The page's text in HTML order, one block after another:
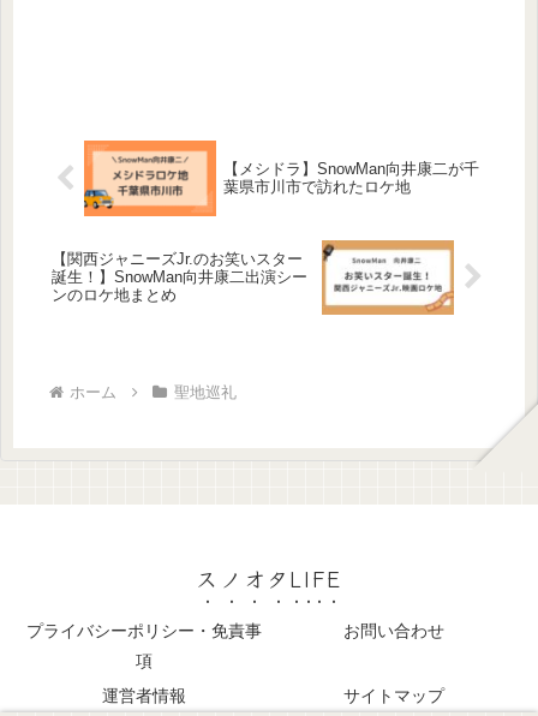
【メシドラ】SnowMan向井康二が千
葉県市川市で訪れたロケ地
【関西ジャニーズJr.のお笑いスター
誕生！】SnowMan向井康二出演シー
ンのロケ地まとめ
ホーム 聖地巡礼
スノオタLIFE
プライバシーポリシー・免責事
項
お問い合わせ
運営者情報 サイトマップ